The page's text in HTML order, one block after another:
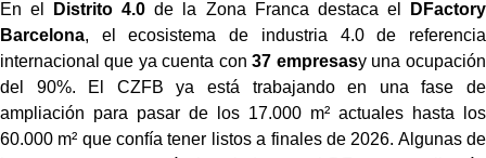
Enel Distrito 4.0 de la Zona Franca destaca el
DFactory
Barcelona, el ecosistema de industria 4.0 de referencia
internacional que ya cuenta con37 empresasy una ocupación
del 90%. El CZFB ya está trabajando en una fase de
ampliación para pasar de los 17.000 m² actuales hasta los
60.000 m² que confía tener listos a finales de 2026. Algunas de